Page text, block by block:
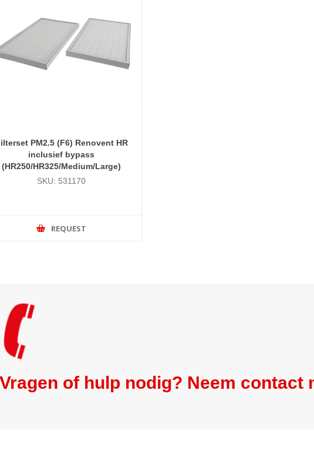
PM2.5 (F6) Renovent HR
inclusief bypass
(HR250/HR325/Medium/Large)
SKU: 531170
REQUEST
Vragen of hulp nodig? Neem contact